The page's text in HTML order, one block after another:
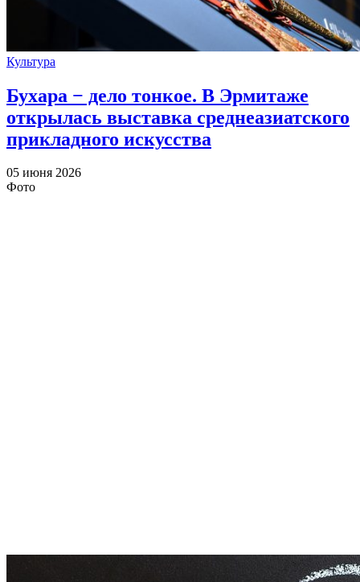
Культура
Бухара − дело тонкое. В Эрмитаже
открылась выставка среднеазиатского
прикладного искусства
05 июня 2026
Фото